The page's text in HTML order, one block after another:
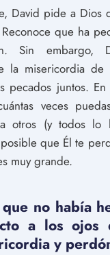
David pide a Dios
que ha
Sin embargo,
la misericordia de
pecados juntos. En
veces
otros (y todos lo
que Él te
muy grande.
que no había
a los ojos
y